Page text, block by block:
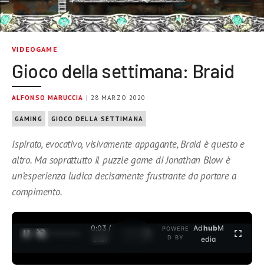
VIDEOGAME
Gioco della settimana: Braid
ALFONSO MARUCCIA | 28 MARZO 2020
GAMING GIOCO DELLA SETTIMANA
Ispirato, evocativo, visivamente appagante, Braid è questo e
altro. Ma soprattutto il puzzle game di Jonathan Blow è
un’esperienza ludica decisamente frustrante da portare a
compimento.
0:04 /
3:37
POWERE
D BY
AdhubM
edia